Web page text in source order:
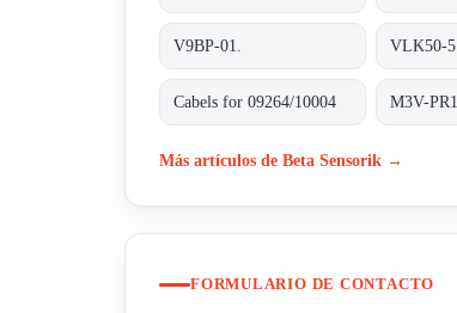
V9BP-01. VLK50-5
Cabels for 09264/10004
Más artículos de Beta Sensorik →
FORMULARIO DE CONTACTO